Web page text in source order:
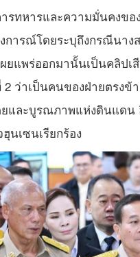
รทหารและความมั่นคง
การณ์โดยระบุถึงกรณีนา
ยแพร่ออกมานั้นเป็นคลิป
ว่าเป็นคนของฝ่ายตรงข้
และบูรณภาพแห่งดินแดน
นเซนเรียกร้อง